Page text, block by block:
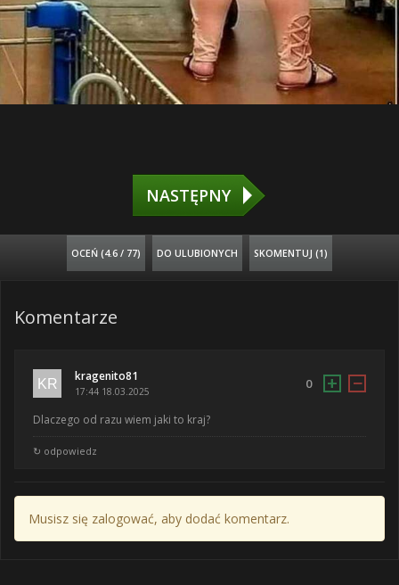
NASTĘPNY
OCEŃ (4.6 / 77) DO ULUBIONYCH SKOMENTUJ (1)
Komentarze
kragenito81
17:44 18.03.2025
0 + −
Dlaczego od razu wiem jaki to kraj?
↻ odpowiedz
Musisz się zalogować, aby dodać komentarz.